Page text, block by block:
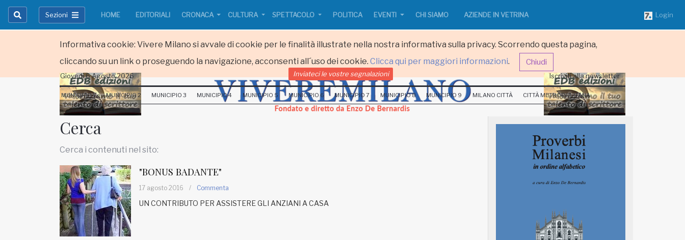
Informativa cookie: Vivere Milano si avvale di cookie per le finalità illustrate nella nostra informativa sulla privacy. Scorrendo questa pagina,
cliccando su un link o proseguendo la navigazione, acconsenti all´uso dei cookie. Clicca qui per maggiori informazioni. Chiudi
Sezioni HOME EDITORIALI CRONACA CULTURA SPETTACOLO POLITICA EVENTI CHI SIAMO AZIENDE IN VETRINA Login
Iscriviti alla newsletter
www.viveremilano.info
Fondato e diretto da Enzo De
Giovedi 6 Agosto 2026 Inviateci le vostre segnalazioni Iscriviti alla newsletter
MUNICIPIO 1 MUNICIPIO 2 MUNICIPIO 3 MUNICIPIO 4 MUNICIPIO 5 MUNICIPIO 6 MUNICIPIO 7 MUNICIPIO 8 MUNICIPIO 9 MILANO CITTÀ CITTÀ METROPOLITANA
Cerca
Cerca i contenuti nel sito:
"BONUS BADANTE"
17 agosto 2016 / Commenta
UN CONTRIBUTO PER ASSISTERE GLI ANZIANI A CASA